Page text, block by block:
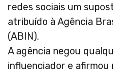
redes sociais um
atribuído à Agência
(ABIN).
A agência negou
influenciador e afirmou